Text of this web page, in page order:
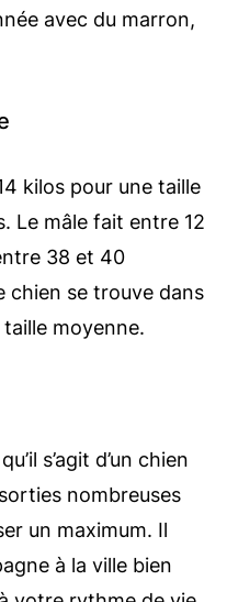
avec du marron,
kilos pour une taille
Le mâle fait entre 12
38 et 40
chien se trouve dans
moyenne.
s’agit d’un chien
nombreuses
un maximum. Il
à la ville bien